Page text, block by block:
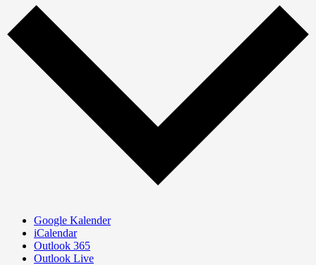
Google Kalender
iCalendar
Outlook 365
Outlook Live